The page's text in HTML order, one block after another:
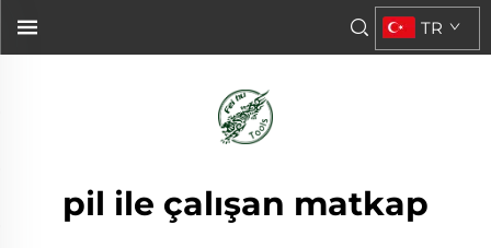
TR
pil ile çalışan matkap